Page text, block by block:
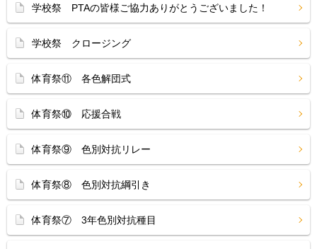
学校祭 PTAの皆様ご協力ありがとうございました！
学校祭 クロージング
体育祭⑪ 各色解団式
体育祭⑩ 応援合戦
体育祭⑨ 色別対抗リレー
体育祭⑧ 色別対抗綱引き
体育祭⑦ 3年色別対抗種目